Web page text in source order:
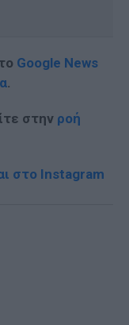
Google News
.
στην ροή
στο Instagram